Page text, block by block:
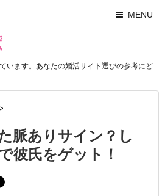
MENU
います。あなたの婚活サイト選びの参考にど
脈ありサイン？し
彼氏をゲット！